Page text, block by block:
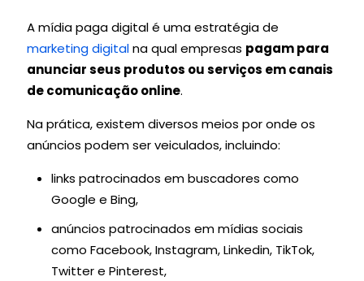
A mídia paga digital é uma estratégia de
marketing digitalna qual empresas pagam para
anunciar seus produtos ou serviços em canais
de comunicação online.
Na prática, existem diversos meios por onde os
anúncios podem ser veiculados, incluindo:
links patrocinados em buscadores como
Google e Bing,
anúncios patrocinados em mídias sociais
como Facebook, Instagram, Linkedin, TikTok,
Twitter e Pinterest,